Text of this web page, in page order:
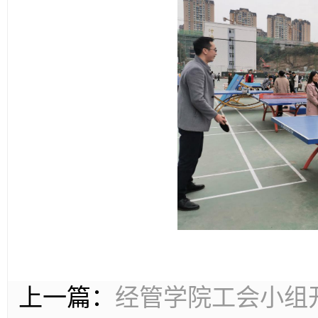
上一篇： 经管学院工会小组